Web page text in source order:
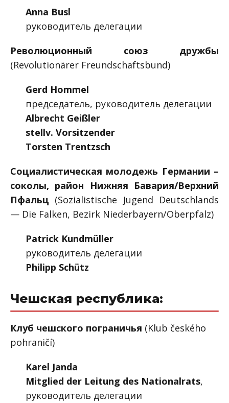
Anna Busl
руководитель делегации
Революционный союз дружбы
(Revolutionärer Freundschaftsbund)
Gerd Hommel
председатель, руководитель делегации
Albrecht Geißler
stellv. Vorsitzender
Torsten Trentzsch
Социалистическая молодежь Германии –
соколы, район Нижняя Бавария/Верхний
Пфальц (Sozialistische Jugend Deutschlands
— Die Falken, Bezirk Niederbayern/Oberpfalz)
Patrick Kundmüller
руководитель делегации
Philipp Schütz
Чешская республика:
Клуб чешского пограничья (Klub českého
pohraničí)
Karel Janda
Mitglied der Leitung des Nationalrats,
руководитель делегации